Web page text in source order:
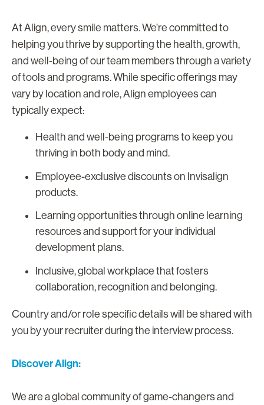
At Align, every smile matters. We’re committed to
helping you thrive by supporting the health, growth,
and well-being of our team members through a variety
of tools and programs. While specific offerings may
vary by location and role, Align employees can
typically expect:
Health and well-being programs to keep you
thriving in both body and mind.
Employee-exclusive discounts on Invisalign
products.
Learning opportunities through online learning
resources and support for your individual
development plans.
Inclusive, global workplace that fosters
collaboration, recognition and belonging.
Country and/or role specific details will be shared with
you by your recruiter during the interview process.
Discover Align:
We are a global community of game-changers and